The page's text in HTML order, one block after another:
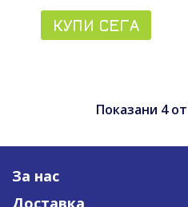
КУПИ СЕГА
Показани 4от
За нас